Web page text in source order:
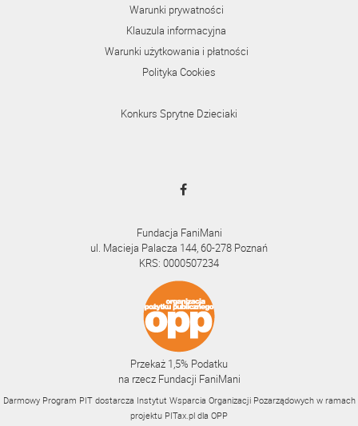
Warunki prywatności
Klauzula informacyjna
Warunki użytkowania i płatności
Polityka Cookies
Konkurs Sprytne Dzieciaki
Fundacja FaniMani
ul. Macieja Palacza 144, 60-278 Poznań
KRS: 0000507234
Przekaż 1,5% Podatku
na rzecz Fundacji FaniMani
Darmowy Program PIT dostarcza Instytut Wsparcia Organizacji Pozarządowych w ramach
projektu PITax.pl dla OPP